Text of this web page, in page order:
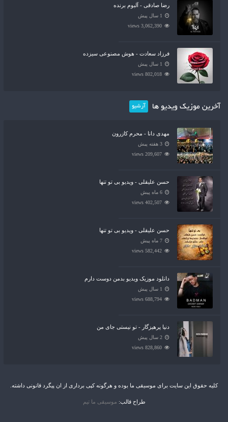
رضا صادقی - آلبوم برنده
1 سال پیش
3,062,390 views
فرزاد سعادت - هوش مصنوعی سیزده
1 سال پیش
802,018 views
آخرین موزیک ویدیو ها آرشیو
مهدی دانا - محرم کازرون
3 هفته پیش
209,607 views
حسن علیقلی - ویدیو بی تو تنها
6 ماه پیش
402,507 views
حسن علیقلی - ویدیو بی تو تنها
7 ماه پیش
582,442 views
دانلود موزیک ویدیو بدمن دوست دارم
1 سال پیش
688,794 views
دنیا پرهیزگار - تو نیستی جای من
2 سال پیش
828,860 views
کلیه حقوق این سایت برای موسیقی ما بوده و هرگونه کپی برداری از ان پیگرد قانونی داشته.
طراح قالب: موسیقی ما تیم